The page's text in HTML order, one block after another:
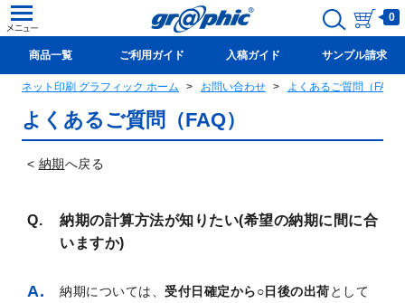
0
商品一覧 ご利用ガイド 入稿ガイド サンプル請求
新規会員登録(無料)
ネット印刷 グラフィック ホーム お問い合わせ よくあるご質問（FAQ）
よくあるご質問（FAQ）
< 納期へ戻る
納期の計算方法が知りたい(希望の納期に間に合
いますか)
納期については、 受付日確定から○日後の出荷として